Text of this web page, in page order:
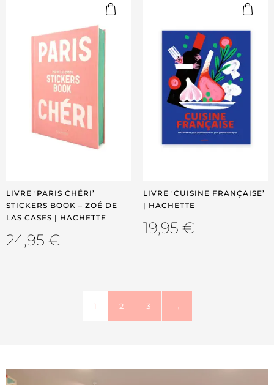
LIVRE ‘PARIS CHÉRI’
STICKERS BOOK – ZOÉ DE
LAS CASES | HACHETTE
24,95 €
LIVRE ‘CUISINE FRANÇAISE’
| HACHETTE
19,95 €
1 2 3 →